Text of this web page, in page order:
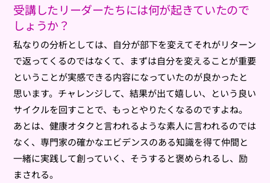
受講したリーダーたちには何が起きていたので
しょうか？
私なりの分析としては、自分が部下を変えてそれがリターン
で返ってくるのではなくて、まずは自分を変えることが重要
ということが実感できる内容になっていたのが良かったと
思います。チャレンジして、結果が出て嬉しい、という良い
サイクルを回すことで、もっとやりたくなるのですよね。
あとは、健康オタクと言われるような素人に言われるのでは
なく、専門家の確かなエビデンスのある知識を得て仲間と
一緒に実践して創っていく、そうすると褒められるし、励
まされる。